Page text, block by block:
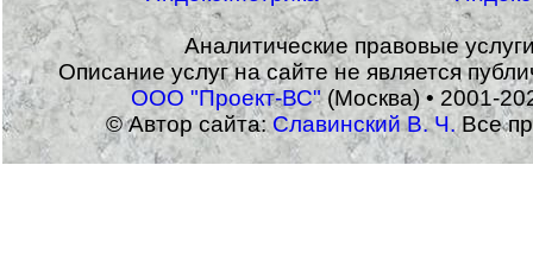
Аналитические правовые
Описание услуг на сайте не является
ООО "Проект-ВС"(Москва) • 2001-
© Автор сайта:Славинский В. Ч.Все